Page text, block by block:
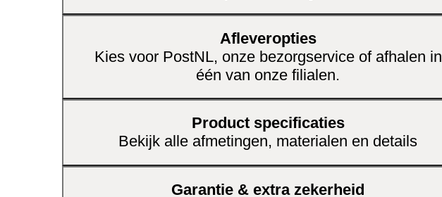
Afleveropties
Kies voor PostNL, onze bezorgservice of afhalen in
één van onze filialen.
Product specificaties
Bekijk alle afmetingen, materialen en details
Garantie & extra zekerheid